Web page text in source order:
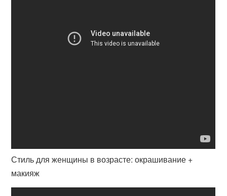
Стиль для женщины в возрасте: окрашивание +
макияж